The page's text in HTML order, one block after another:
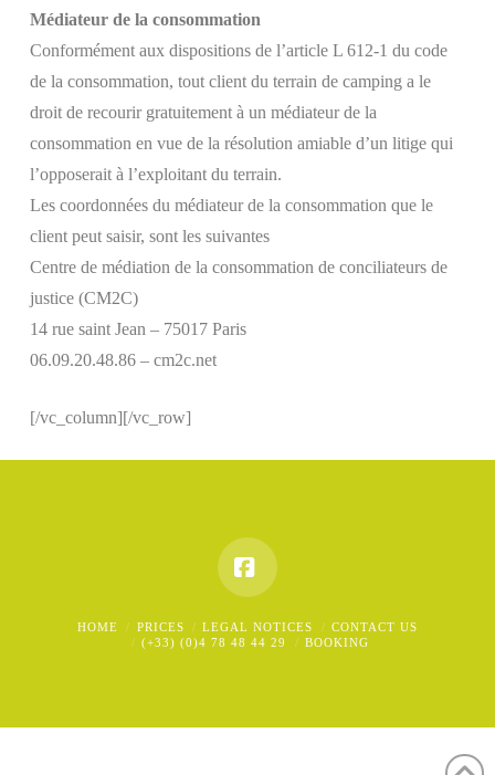
Médiateur de la consommation
Conformément aux dispositions de l’article L 612-1 du code
de la consommation, tout client du terrain de camping a le
droit de recourir gratuitement à un médiateur de la
consommation en vue de la résolution amiable d’un litige qui
l’opposerait à l’exploitant du terrain.
Les coordonnées du médiateur de la consommation que le
client peut saisir, sont les suivantes
Centre de médiation de la consommation de conciliateurs de
justice (CM2C)
14 rue saint Jean – 75017 Paris
06.09.20.48.86 – cm2c.net
[/vc_column][/vc_row]
Facebook
HOME PRICES LEGAL NOTICES
CONTACT US
(+33) (0)4 78 48 44 29
BOOKING